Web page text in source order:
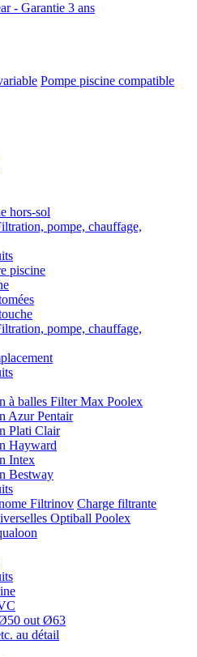
- Garantie 3 ans
Pompe piscine compatible
hors-sol
pompe, chauffage,
piscine
pompe, chauffage,
à balles Filter Max Poolex
Azur Pentair
Plati Clair
Hayward
Intex
Bestway
Filtrinov Charge filtrante
Optiball Poolex
out Ø63
au détail